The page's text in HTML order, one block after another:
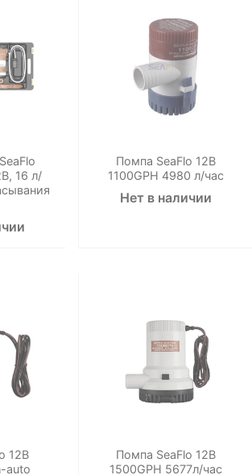
16 л/
Помпа SeaFlo 12B
1100GPH 4980 л/час
Нет в наличии
12B
auto
Помпа SeaFlo 12B
1500GPH 5677л/час